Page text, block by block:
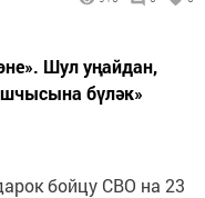
Шул уңайдан,
бүләк»
бойцу СВО на 23